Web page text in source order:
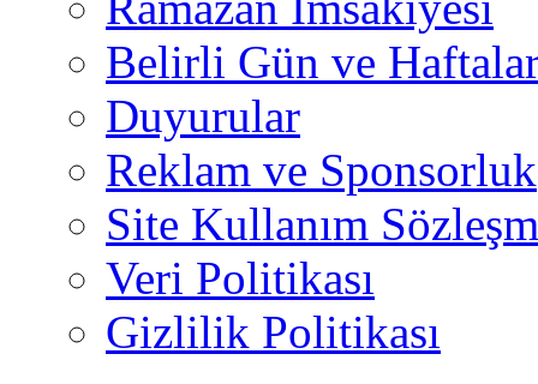
Belirli Gün ve
Duyurular
Reklam ve Sponsorluk
Site Kullanım
Veri Politikası
Gizlilik Politikası